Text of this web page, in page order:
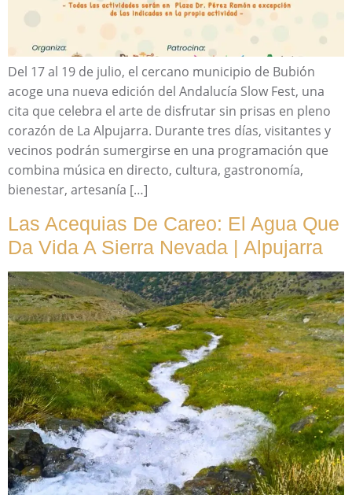
Del 17 al 19 de julio, el cercano municipio de Bubión
acoge una nueva edición del Andalucía Slow Fest, una
cita que celebra el arte de disfrutar sin prisas en pleno
corazón de La Alpujarra. Durante tres días, visitantes y
vecinos podrán sumergirse en una programación que
combina música en directo, cultura, gastronomía,
bienestar, artesanía […]
Las Acequias De Careo: El Agua Que
Da Vida A Sierra Nevada | Alpujarra